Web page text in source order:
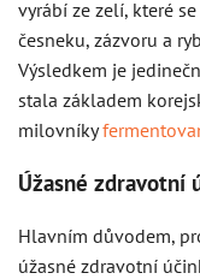
vyrábí ze zelí, které
česneku, zázvoru a
Výsledkem je
stala základem
milovníky
Úžasné zdravotní
Hlavním důvodem,
úžasné zdravotní